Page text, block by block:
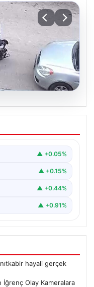
İşlenen
olay, bölgedeki
▲ +0.05%
▲ +0.15%
▲ +0.44%
▲ +0.91%
hayali gerçek
İğrenç Olay Kameralara